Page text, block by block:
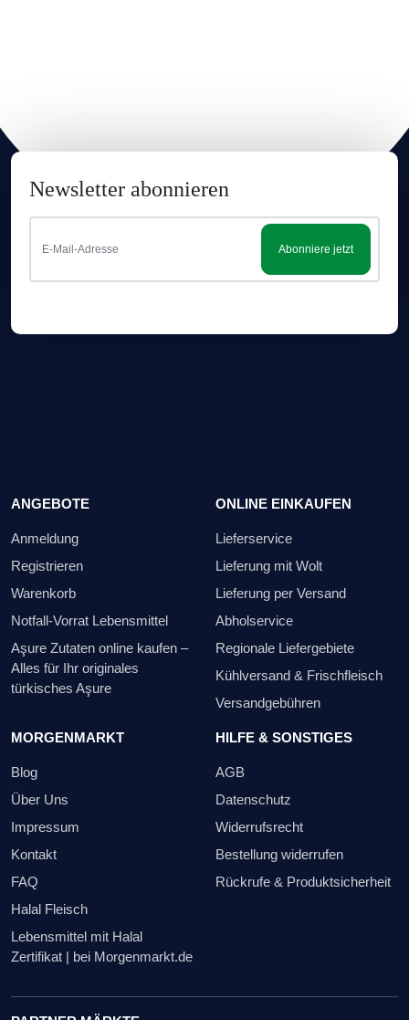
Newsletter abonnieren
Abonniere jetzt
ANGEBOTE
Anmeldung
Registrieren
Warenkorb
Notfall-Vorrat Lebensmittel
Aşure Zutaten online kaufen –
Alles für Ihr originales
türkisches Aşure
ONLINE EINKAUFEN
Lieferservice
Lieferung mit Wolt
Lieferung per Versand
Abholservice
Regionale Liefergebiete
Kühlversand & Frischfleisch
Versandgebühren
MORGENMARKT
Blog
Über Uns
Impressum
Kontakt
FAQ
Halal Fleisch
Lebensmittel mit Halal
Zertifikat | bei Morgenmarkt.de
HILFE & SONSTIGES
AGB
Datenschutz
Widerrufsrecht
Bestellung widerrufen
Rückrufe & Produktsicherheit